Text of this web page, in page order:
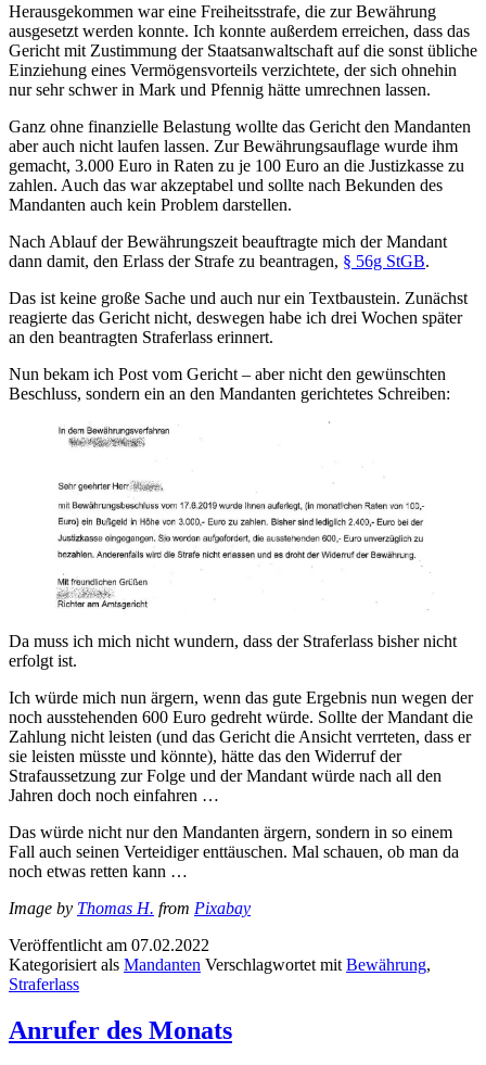
Herausgekommen war eine Freiheitsstrafe, die zur Bewährung
ausgesetzt werden konnte. Ich konnte außerdem erreichen, dass das
Gericht mit Zustimmung der Staatsanwaltschaft auf die sonst übliche
Einziehung eines Vermögensvorteils verzichtete, der sich ohnehin
nur sehr schwer in Mark und Pfennig hätte umrechnen lassen.
Ganz ohne finanzielle Belastung wollte das Gericht den Mandanten
aber auch nicht laufen lassen. Zur Bewährungsauflage wurde ihm
gemacht, 3.000 Euro in Raten zu je 100 Euro an die Justizkasse zu
zahlen. Auch das war akzeptabel und sollte nach Bekunden des
Mandanten auch kein Problem darstellen.
Nach Ablauf der Bewährungszeit beauftragte mich der Mandant
dann damit, den Erlass der Strafe zu beantragen, § 56g StGB.
Das ist keine große Sache und auch nur ein Textbaustein. Zunächst
reagierte das Gericht nicht, deswegen habe ich drei Wochen später
an den beantragten Straferlass erinnert.
Nun bekam ich Post vom Gericht – aber nicht den gewünschten
Beschluss, sondern ein an den Mandanten gerichtetes Schreiben:
Da muss ich mich nicht wundern, dass der Straferlass bisher nicht
erfolgt ist.
Ich würde mich nun ärgern, wenn das gute Ergebnis nun wegen der
noch ausstehenden 600 Euro gedreht würde. Sollte der Mandant die
Zahlung nicht leisten (und das Gericht die Ansicht verrteten, dass er
sie leisten müsste und könnte), hätte das den Widerruf der
Strafaussetzung zur Folge und der Mandant würde nach all den
Jahren doch noch einfahren …
Das würde nicht nur den Mandanten ärgern, sondern in so einem
Fall auch seinen Verteidiger enttäuschen. Mal schauen, ob man da
noch etwas retten kann …
Image by Thomas H. from Pixabay
Veröffentlicht am 07.02.2022
Kategorisiert als Mandanten Verschlagwortet mit Bewährung,
Straferlass
Anrufer des Monats